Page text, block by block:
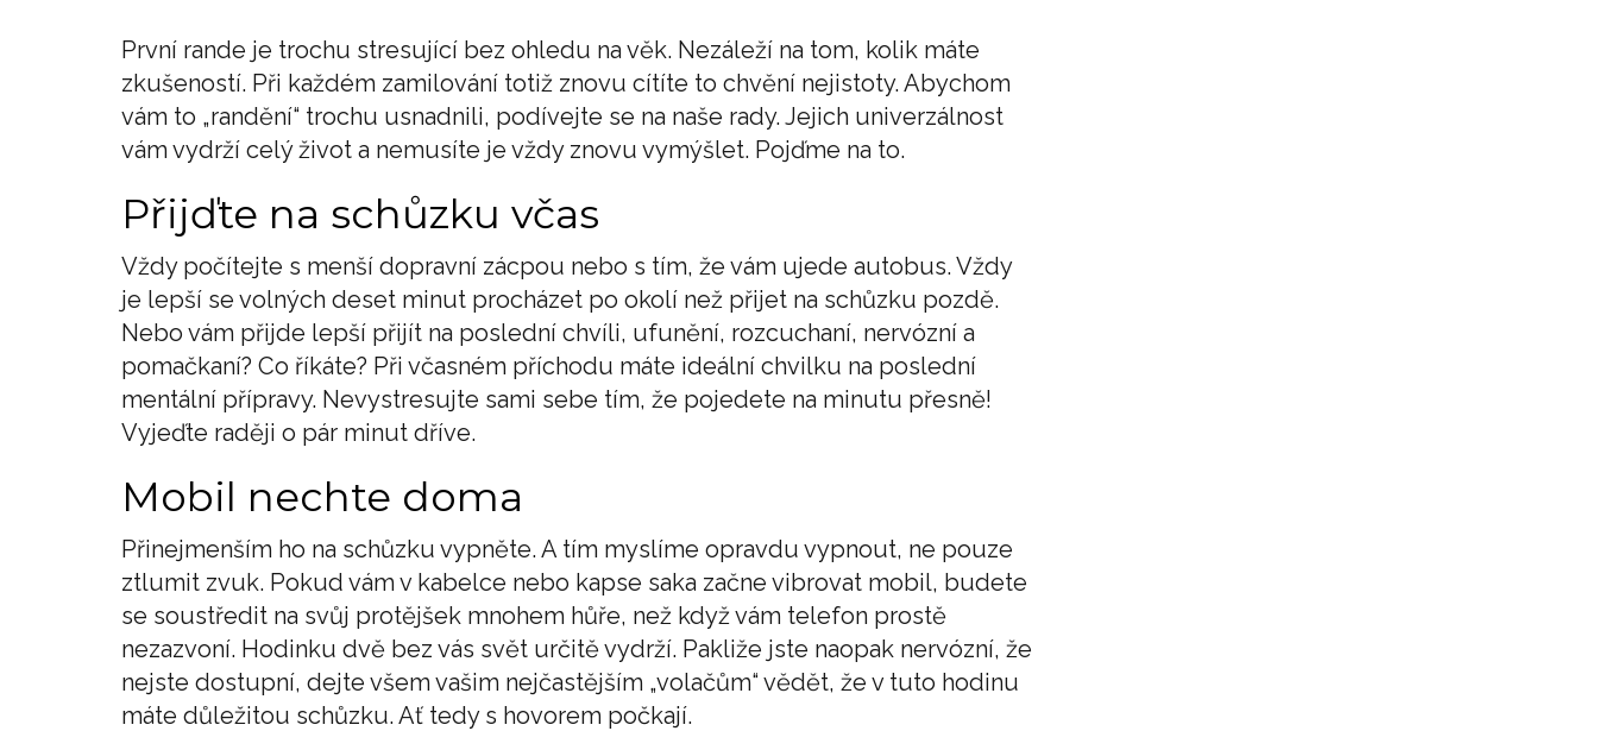
První rande je trochu stresující bez ohledu na věk. Nezáleží na tom, kolik máte
zkušeností. Při každém zamilování totiž znovu cítíte to chvění nejistoty. Abychom
vám to „randění“ trochu usnadnili, podívejte se na naše rady. Jejich univerzálnost
vám vydrží celý život a nemusíte je vždy znovu vymýšlet. Pojďme na to.
Přijďte na schůzku včas
Vždy počítejte s menší dopravní zácpou nebo s tím, že vám ujede autobus. Vždy
je lepší se volných deset minut procházet po okolí než přijet na schůzku pozdě.
Nebo vám přijde lepší přijít na poslední chvíli, ufunění, rozcuchaní, nervózní a
pomačkaní? Co říkáte? Při včasném příchodu máte ideální chvilku na poslední
mentální přípravy. Nevystresujte sami sebe tím, že pojedete na minutu přesně!
Vyjeďte raději o pár minut dříve.
Mobil nechte doma
Přinejmenším ho na schůzku vypněte. A tím myslíme opravdu vypnout, ne pouze
ztlumit zvuk. Pokud vám v kabelce nebo kapse saka začne vibrovat mobil, budete
se soustředit na svůj protějšek mnohem hůře, než když vám telefon prostě
nezazvoní. Hodinku dvě bez vás svět určitě vydrží. Pakliže jste naopak nervózní, že
nejste dostupní, dejte všem vašim nejčastějším „volačům“ vědět, že v tuto hodinu
máte důležitou schůzku. Ať tedy s hovorem počkají.